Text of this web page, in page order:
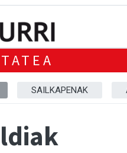
SAILKAPENAK